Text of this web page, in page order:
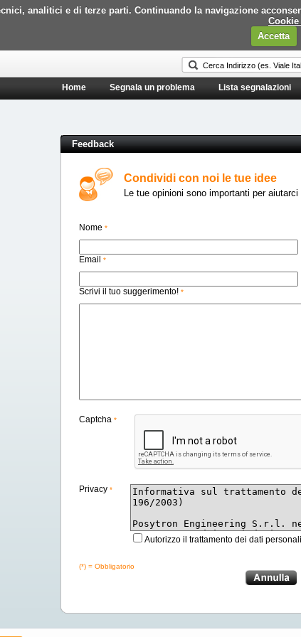
analitici e di terze parti. Continuando la navigazione
Accetta
Home Segnala un problema Lista segnalazioni
Feedback
Condividi con noi le tue idee
Le tue opinioni sono importanti per
Nome *
Email *
Scrivi il tuo suggerimento! *
Captcha *
Privacy *
Autorizzo il trattamento dei dati
(*) = Obbligatorio